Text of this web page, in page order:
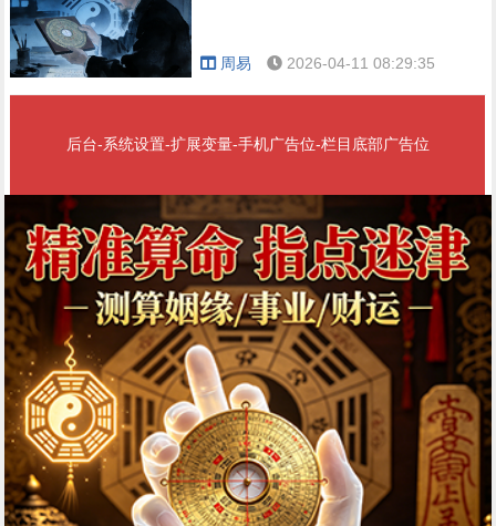
周易 2026-04-11 08:29:35
后台-系统设置-扩展变量-手机广告位-栏目底部广告位